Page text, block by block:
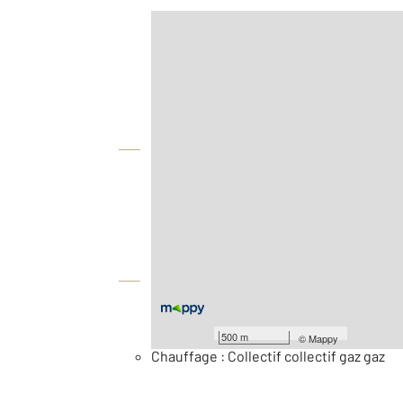
500 m ©Mappy
Chauffage : Collectif collectif gaz gaz